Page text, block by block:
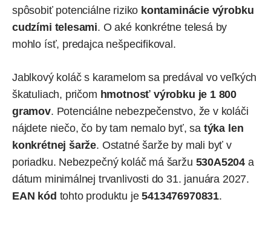
spôsobiť potenciálne riziko kontaminácie výrobku
cudzími telesami. O aké konkrétne telesá by
mohlo ísť, predajca nešpecifikoval.
Jablkový koláč s karamelom sa predával vo veľkých
škatuliach, pričom hmotnosť výrobku je 1 800
gramov. Potenciálne nebezpečenstvo, že v koláči
nájdete niečo, čo by tam nemalo byť, sa týka len
konkrétnej šarže. Ostatné šarže by mali byť v
poriadku. Nebezpečný koláč má šaržu 530A5204 a
dátum minimálnej trvanlivosti do 31. januára 2027.
EAN kód tohto produktu je5413476970831.